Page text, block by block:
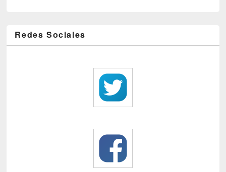
Redes Sociales